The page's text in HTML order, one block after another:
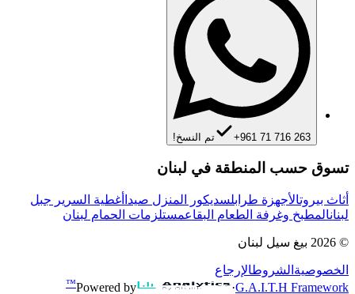
+961 71 716 263 تم النسخ!
تسوق حسب المنطقة في لبنان
أثاث بيروتالأجهزة طرابلسديكور المنزل صيدا أغطية السرير جبل
لبنانالمطبخ وغرفة الطعام البقاعمستلزمات الحمام لبنان
©
2026 بيغ سيل لبنان
الخصوصية الشروطالإرجاع
Powered by
·G.A.I.T.H Framework
™